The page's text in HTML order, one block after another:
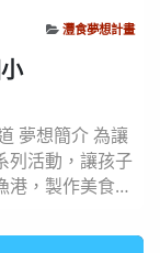
夢想簡介 為讓
列活動，讓孩子
，製作美食地
的熱愛。最後，
灃食夢想計畫